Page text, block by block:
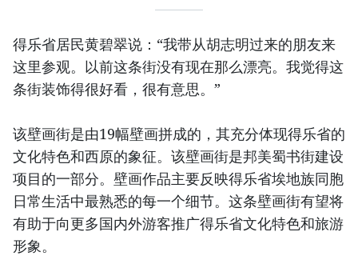
得乐省居民黄碧翠说：“我带从胡志明过来的朋友来
这里参观。以前这条街没有现在那么漂亮。我觉得这
条街装饰得很好看，很有意思。”
该壁画街是由19幅壁画拼成的，其充分体现得乐省的
文化特色和西原的象征。该壁画街是邦美蜀书街建设
项目的一部分。壁画作品主要反映得乐省埃地族同胞
日常生活中最熟悉的每一个细节。这条壁画街有望将
有助于向更多国内外游客推广得乐省文化特色和旅游
形象。